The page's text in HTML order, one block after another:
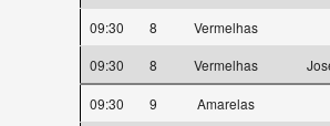
09:30
8 Vermelhas
09:30
8 Vermelhas
09:30 9
Amarelas